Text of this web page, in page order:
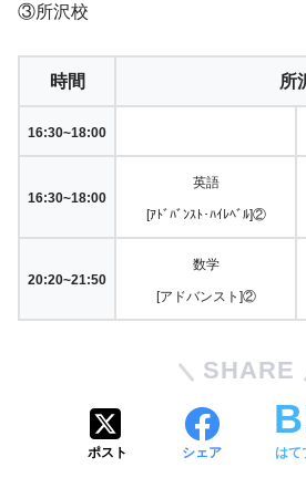
③所沢校
時間 所
16:30~18:00
16:30~18:00
英語
[ｱﾄﾞﾊﾞﾝｽﾄ･ﾊｲﾚﾍﾞﾙ]②
20:20~21:50
数学
[アドバンスト]②
SHARE
ポスト シェア はて